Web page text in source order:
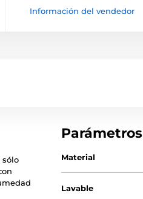
Información del vendedor
sólo
Parámetros
Material
Lavable